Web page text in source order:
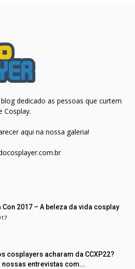
dedicado as pessoas que curtem
Cosplay.
aqui na nossa galeria!
Con 2017 – A beleza da vida cosplay
cosplayers acharam da CCXP22?
nossas entrevistas com...